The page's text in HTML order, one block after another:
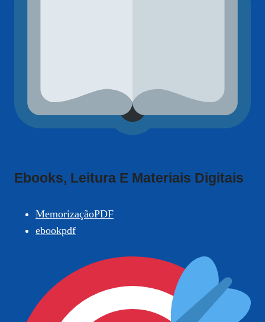
Ebooks, Leitura E Materiais Digitais
MemorizaçãoPDF
ebookpdf